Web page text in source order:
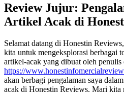
Review Jujur:
Artikel Acak di
Selamat datang di Honestin
kita untuk mengeksplorasi berbagai
artikel-acak yang dibuat oleh penulis
https://
akan berbagi pengalaman saya
acak di Honestin Reviews. Mari kita